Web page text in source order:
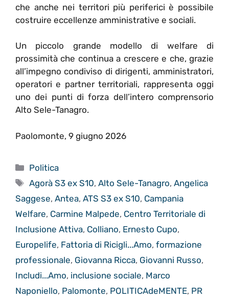
che anche nei territori più periferici è possibile
costruire eccellenze amministrative e sociali.
Un piccolo grande modello di welfare di
prossimità che continua a crescere e che, grazie
all’impegno condiviso di dirigenti, amministratori,
operatori e partner territoriali, rappresenta oggi
uno dei punti di forza dell’intero comprensorio
Alto Sele-Tanagro.
Paolomonte, 9 giugno 2026
Categorie
Politica
Tag
Agorà S3 ex S10,Alto Sele-Tanagro,Angelica
Saggese, Antea, ATS S3 ex S10, Campania
Welfare, Carmine Malpede, Centro Territoriale di
Inclusione Attiva, Colliano, Ernesto Cupo,
Europelife, Fattoria di Ricigli...Amo, formazione
professionale, Giovanna Ricca, Giovanni Russo,
Includi...Amo, inclusione sociale, Marco
Naponiello, Palomonte, POLITICAdeMENTE, PR